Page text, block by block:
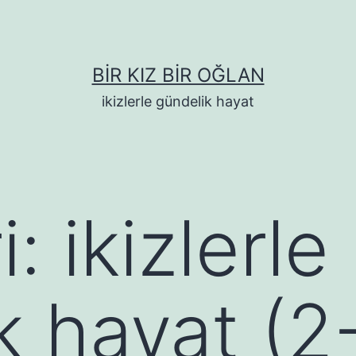
BIR KIZ BIR OĞLAN
ikizlerle gündelik hayat
ikizlerle
hayat